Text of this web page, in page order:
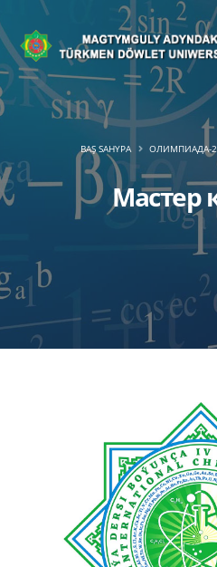
Мастер
BAŞ SAHYPA ОЛИМПИАДА-